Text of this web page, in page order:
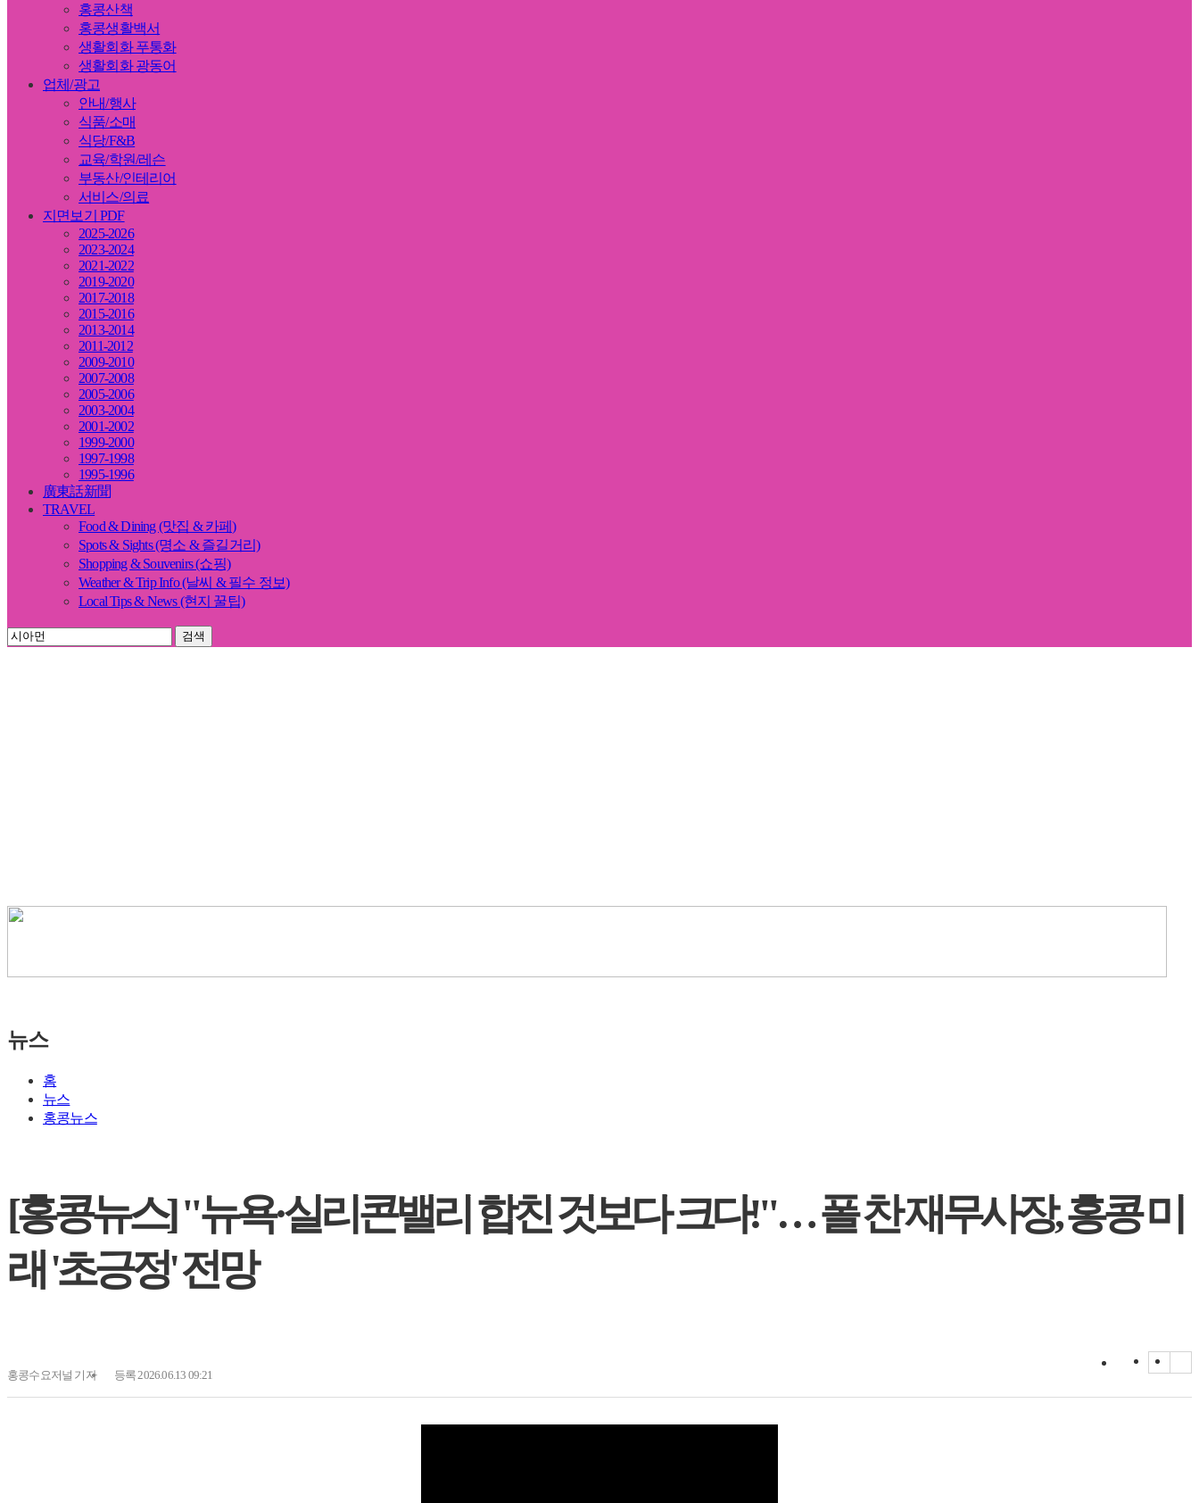
홍콩산책
홍콩생활백서
생활회화 푸통화
생활회화 광동어
업체/광고
안내/행사
식품/소매
식당/F&B
교육/학원/레슨
부동산/인테리어
서비스/의료
지면보기 PDF
2025-2026
2023-2024
2021-2022
2019-2020
2017-2018
2015-2016
2013-2014
2011-2012
2009-2010
2007-2008
2005-2006
2003-2004
2001-2002
1999-2000
1997-1998
1995-1996
廣東話新聞
TRAVEL
Food & Dining (맛집 & 카페)
Spots & Sights (명소 & 즐길거리)
Shopping & Souvenirs (쇼핑)
Weather & Trip Info (날씨 & 필수 정보)
Local Tips & News (현지 꿀팁)
검색
뉴스
홈
뉴스
홍콩뉴스
[홍콩뉴스] "뉴욕·실리콘밸리 합친 것보다 크다!"… 폴 찬 재무사장, 홍콩 미
래 '초긍정' 전망
홍콩수요저널 기자 등록 2026.06.13 09:21